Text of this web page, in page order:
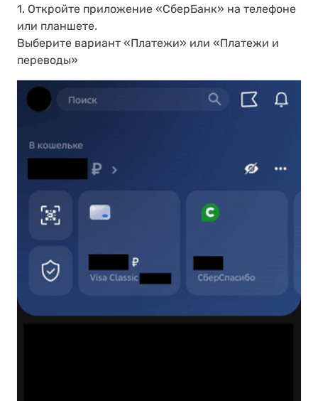
1. Откройте приложение «СберБанк» на телефоне
или планшете.
Выберите вариант «Платежи» или «Платежи и
переводы»